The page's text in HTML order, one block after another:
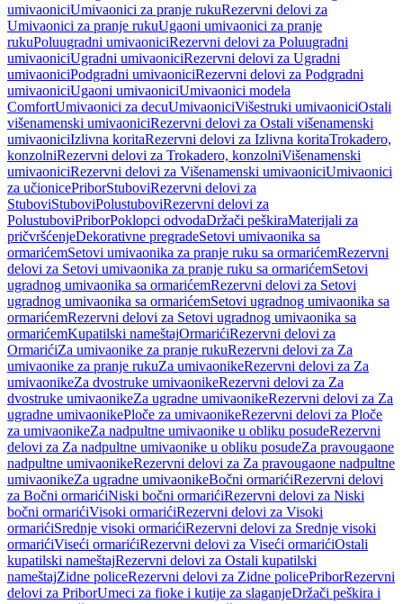
umivaoniciUmivaonici za pranje rukuRezervni delovi za
Umivaonici za pranje rukuUgaoni umivaonici za pranje
rukuPoluugradni umivaoniciRezervni delovi za Poluugradni
umivaoniciUgradni umivaoniciRezervni delovi za Ugradni
umivaoniciPodgradni umivaoniciRezervni delovi za Podgradni
umivaoniciUgaoni umivaoniciUmivaonici modela
ComfortUmivaonici za decuUmivaoniciVišestruki umivaoniciOstali
višenamenski umivaoniciRezervni delovi za Ostali višenamenski
umivaoniciIzlivna koritaRezervni delovi za Izlivna koritaTrokadero,
konzolniRezervni delovi za Trokadero, konzolniVišenamenski
umivaoniciRezervni delovi za Višenamenski umivaoniciUmivaonici
za učionicePriborStuboviRezervni delovi za
StuboviStuboviPolustuboviRezervni delovi za
PolustuboviPriborPoklopci odvodaDržači peškiraMaterijali za
pričvršćenjeDekorativne pregradeSetovi umivaonika sa
ormarićemSetovi umivaonika za pranje ruku sa ormarićemRezervni
delovi za Setovi umivaonika za pranje ruku sa ormarićemSetovi
ugradnog umivaonika sa ormarićemRezervni delovi za Setovi
ugradnog umivaonika sa ormarićemSetovi ugradnog umivaonika sa
ormarićemRezervni delovi za Setovi ugradnog umivaonika sa
ormarićemKupatilski nameštajOrmarićiRezervni delovi za
OrmarićiZa umivaonike za pranje rukuRezervni delovi za Za
umivaonike za pranje rukuZa umivaonikeRezervni delovi za Za
umivaonikeZa dvostruke umivaonikeRezervni delovi za Za
dvostruke umivaonikeZa ugradne umivaonikeRezervni delovi za Za
ugradne umivaonikePloče za umivaonikeRezervni delovi za Ploče
za umivaonikeZa nadpultne umivaonike u obliku posudeRezervni
delovi za Za nadpultne umivaonike u obliku posudeZa pravougaone
nadpultne umivaonikeRezervni delovi za Za pravougaone nadpultne
umivaonikeZa ugradne umivaonikeBočni ormarićiRezervni delovi
za Bočni ormarićiNiski bočni ormarićiRezervni delovi za Niski
bočni ormarićiVisoki ormarićiRezervni delovi za Visoki
ormarićiSrednje visoki ormarićiRezervni delovi za Srednje visoki
ormarićiViseći ormarićiRezervni delovi za Viseći ormarićiOstali
kupatilski nameštajRezervni delovi za Ostali kupatilski
nameštajZidne policeRezervni delovi za Zidne policePriborRezervni
delovi za PriborUmeci za fioke i kutije za slaganjeDržači peškira i